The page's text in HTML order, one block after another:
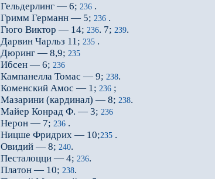
Гельдерлинг — 6; 236 .
Гримм Германн — 5; 236 .
Гюго Виктор — 14; 236. 7; 239.
Дарвин Чарльз 11; 235 .
Дюринг — 8,9; 235
Ибсен — 6; 236
Кампанелла Томас — 9; 238.
Коменский Амос — 1; 236 ;
Мазарини (кардинал) — 8; 238.
Майер Конрад Ф. — 3; 236
Нерон — 7; 236 .
Ницше Фридрих — 10;235 .
Овидий — 8; 240.
Песталоцци — 4; 236.
Платон — 10; 238.